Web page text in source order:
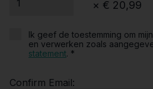
× € 20,99
Ik geef de toestemming om
en verwerken zoals
statement. *
Confirm Email: